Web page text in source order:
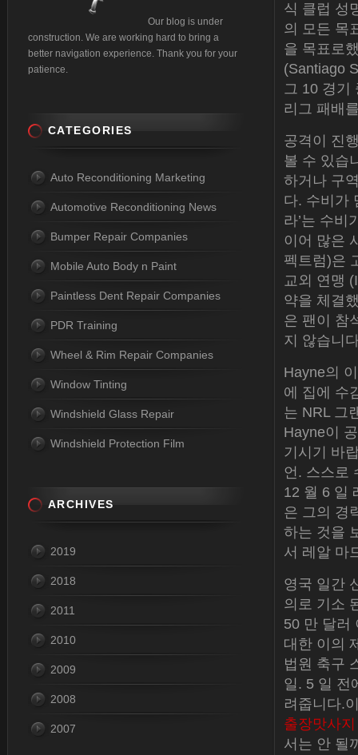
식 클럽 성
의 모든 목
을 목표로
(Santiago
그 10 경기
리그 패배
공격이 진
볼 수 있습
하거나 구
다. 수비가
라’는 수비
이어 많은
펙트럼)은
교외 연맹
약을 체결
은 팬이 참
지 않습니
Hayne의
에 집에 수
는 NRL 그
Hayne이
기시기 바
언. 스스로
12 월 6 일
은 그의 경
하는 것을
서 레알 마
영국 일간
의로 기소
50 만 달러
대한 이의
법원 축구
일. 5 일 전
려줍니다.
출장맛사지
서는 안 될
Our blog is under
construction. We are working hard to bring a
better navigation experience. Thank you for your
patience.
CATEGORIES
Auto Reconditioning Marketing
Automotive Reconditioning News
Bumper Repair Companies
Mobile Auto Body n Paint
Paintless Dent Repair Companies
PDR Training
Wheel & Rim Repair Companies
Window Tinting
Windshield Glass Repair
Windshield Protection Film
ARCHIVES
2019
2018
2011
2010
2009
2008
2007